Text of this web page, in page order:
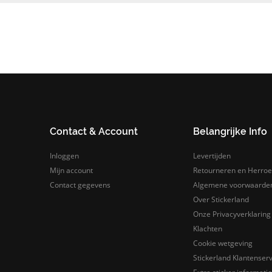
Contact & Account
Inloggen
Mijn account
Contact gegevens
Belangrijke Info
Levertijden
Retourneren en
Algemene
Over Stickerland
Onze Privacyverklaring
Klachten
Cookie wetgeving
Stickerland